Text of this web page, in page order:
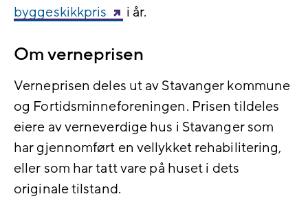
byggeskikkpris
i år.
Om verneprisen
Verneprisen deles ut av Stavanger kommune
og Fortidsminneforeningen. Prisen tildeles
eiere av verneverdige hus i Stavanger som
har gjennomført en vellykket rehabilitering,
eller som har tatt vare på huset i dets
originale tilstand.